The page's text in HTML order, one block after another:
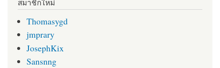
สมาชิกใหม่
Thomasygd
jmprary
JosephKix
Sansnng